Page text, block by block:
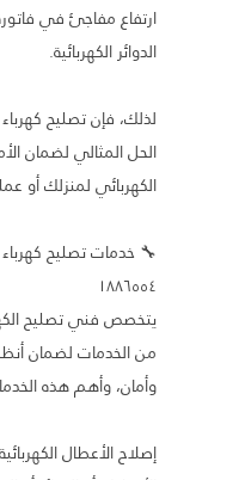
ارتفاع مفاجئ في
الدوائر الكهربائية.
لذلك، فإن تصليح
الحل المثالي لضمان
الكهربائي لمنزلك أو
🔧 خدمات تصليح
١٨٨٦٥٥٤
يتخصص فني تصليح
من الخدمات لضمان
وأمان، وأهم هذه
إصلاح الأعطال